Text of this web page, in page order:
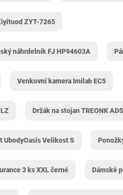
‎ZYT-7265
náhrdelník FJ HP94603A
Venkovní kamera Imilab EC5
Držák na stojan TREONK
UbodyOasis Velikost S
3 ks XXL černé Dámské